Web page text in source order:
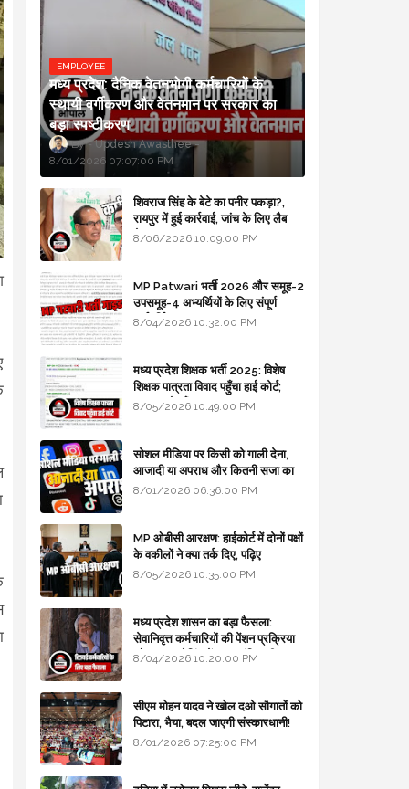
EMPLOYEE
मध्य प्रदेश: दैनिक वेतनभोगी कर्मचारियों के
स्थायी वर्गीकरण और वेतनमान पर सरकार का
बड़ा स्पष्टीकरण
Updesh Awasthee
8/01/2026 07:07:00 PM
शिवराज सिंह के बेटे का पनीर पकड़ा?,
रायपुर में हुई कार्रवाई, जांच के लिए लैब
भेजा
8/06/2026 10:09:00 PM
MP Patwari भर्ती 2026 और समूह-2
उपसमूह-4 अभ्यर्थियों के लिए संपूर्ण
मार्गदर्शिका
8/04/2026 10:32:00 PM
मध्य प्रदेश शिक्षक भर्ती 2025: विशेष
शिक्षक पात्रता विवाद पहुँचा हाई कोर्ट;
सरकार से माँगा जवाब
8/05/2026 10:49:00 PM
सोशल मीडिया पर किसी को गाली देना,
आजादी या अपराध और कितनी सजा का
प्रावधान - free legal advice
8/01/2026 06:36:00 PM
MP ओबीसी आरक्षण: हाईकोर्ट में दोनों पक्षों
के वकीलों ने क्या तर्क दिए, पढ़िए
8/05/2026 10:35:00 PM
मध्य प्रदेश शासन का बड़ा फैसला:
सेवानिवृत्त कर्मचारियों की पेंशन प्रक्रिया
और बजट कोडिंग में हुए क्रांतिकारी
8/04/2026 10:20:00 PM
सीएम मोहन यादव ने खोल दओ सौगातों को
पिटारा, भैया, बदल जाएगी संस्कारधानी!
8/01/2026 07:25:00 PM